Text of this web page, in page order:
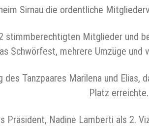
Sirnau die ordentliche
stimmberechtigten Mitglieder und
Schwörfest, mehrere Umzüge und
Tanzpaares Marilena und
Platz erreichte.
Präsident, Nadine Lamberti als 2.